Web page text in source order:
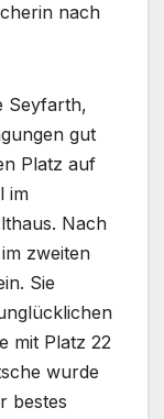
nach
Seyfarth,
gut
Platz auf
im
Nach
zweiten
Sie
mit Platz 22
wurde
bestes